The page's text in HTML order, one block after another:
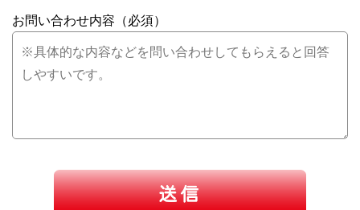
お問い合わせ内容（必須）